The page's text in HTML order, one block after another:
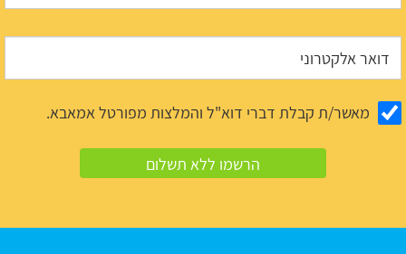
מאשר/ת קבלת דברי דוא"ל והמלצות מפורטל אמאבא.